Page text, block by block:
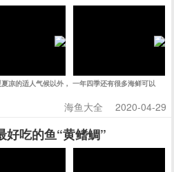
凉的适人气候以外， 一年四季还有很多海鲜可以
海鱼大全 2020-04-29
好吃的鱼“黄鳍鲷”